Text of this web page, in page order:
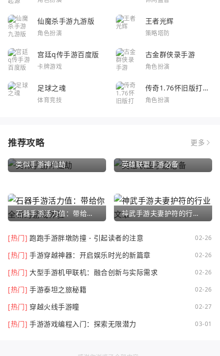
仙魔杀手游九游版
角色扮演
王者光辉
策略塔防
宫廷q传手游百度版
卡牌游戏
古金群侠录手游
角色扮演
足球之魂
体育竞技
传奇1.76怀旧版打金
服
角色扮演
推荐攻略 更多
类似手游神仙劫 英雄联盟手游必备
石器手游活力值：带给你全新的游戏体验 神武手游夫妻护符的行业文章
[热门] 跑跑手游胖墩防撞 - 引起读者的注意 02-26
[热门] 手游穿越神器：开启娱乐时光的新篇章 02-26
[热门] 大型手游机甲联机：融合创新与实际需求 02-26
[热门] 手游泰坦之旅秘籍 02-26
[热门] 穿越火线手游瞳 02-27
[热门] 手游游戏编程入门：探索无限潜力 03-01